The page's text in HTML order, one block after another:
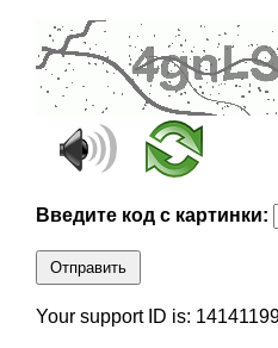
Введите код с картинки:
Отправить
Your support ID is: